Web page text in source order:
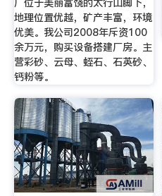
地理位置优越，矿产丰富，环境
优美。我公司2008年斥资100
余万元，购买设备搭建厂房。主
营彩砂、云母、蛭石、石英砂、
钙粉等。